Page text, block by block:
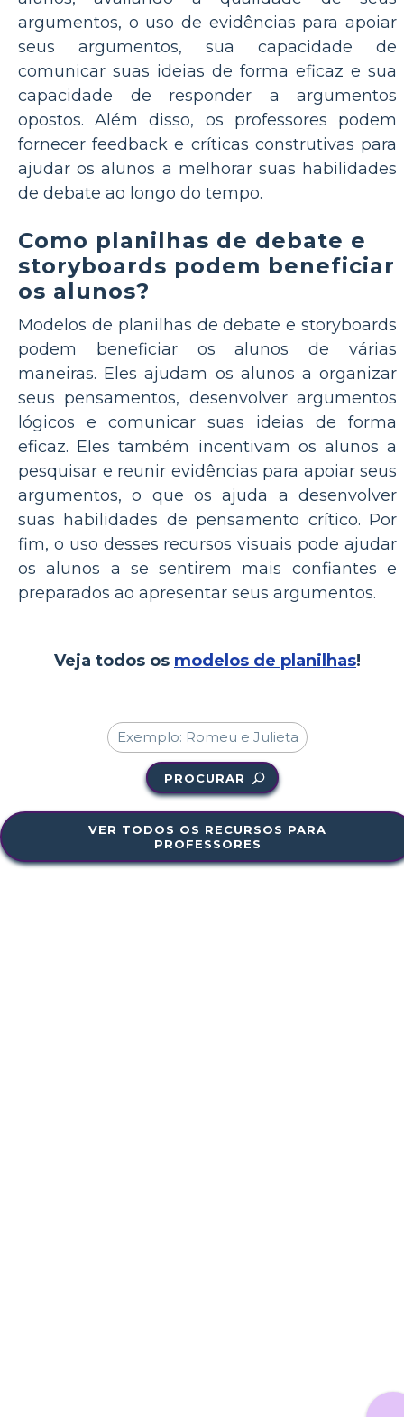
argumentos, o uso de evidências para apoiar
seus argumentos, sua capacidade de
comunicar suas ideias de forma eficaz e sua
capacidade de responder a argumentos
opostos. Além disso, os professores podem
fornecer feedback e críticas construtivas para
ajudar os alunos a melhorar suas habilidades
de debate ao longo do tempo.
Como planilhas de debate e
storyboards podem beneficiar
os alunos?
Modelos de planilhas de debate e storyboards
podem beneficiar os alunos de várias
maneiras. Eles ajudam os alunos a organizar
seus pensamentos, desenvolver argumentos
lógicos e comunicar suas ideias de forma
eficaz. Eles também incentivam os alunos a
pesquisar e reunir evidências para apoiar seus
argumentos, o que os ajuda a desenvolver
suas habilidades de pensamento crítico. Por
fim, o uso desses recursos visuais pode ajudar
os alunos a se sentirem mais confiantes e
preparados ao apresentar seus argumentos.
Veja todos os modelos de planilhas!
PROCURAR
VER TODOS OS RECURSOS PARA
PROFESSORES